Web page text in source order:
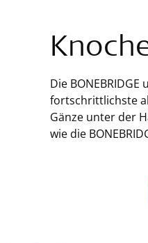
Die
fortschrittlichste
Gänze unter der
wie die